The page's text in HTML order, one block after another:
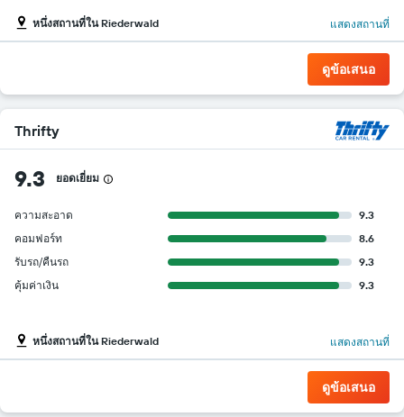
หนึ่งสถานที่ใน Riederwald แสดงสถานที่
ดูข้อเสนอ
Thrifty
9.3 ยอดเยี่ยม
ความสะอาด
9.3
คอมฟอร์ท
8.6
รับรถ/คืนรถ
9.3
คุ้มค่าเงิน
9.3
หนึ่งสถานที่ใน Riederwald แสดงสถานที่
ดูข้อเสนอ